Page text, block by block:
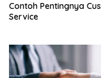
Contoh Pentingnya
Service